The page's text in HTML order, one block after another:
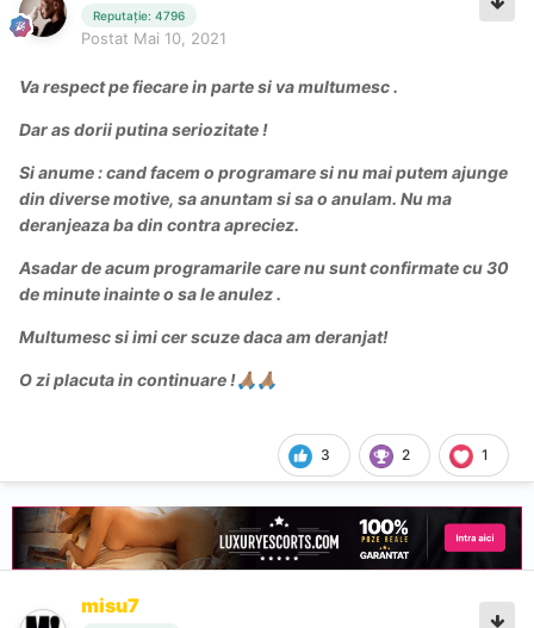
Reputație: 4796
Postat Mai 10, 2021
Va respect pe fiecare in parte si va multumesc .
Dar as dorii putina seriozitate !
Si anume : cand facem o programare si nu mai putem ajunge
din diverse motive, sa anuntam si sa o anulam. Nu ma
deranjeaza ba din contra apreciez.
Asadar de acum programarile care nu sunt confirmate cu 30
de minute inainte o sa le anulez .
Multumesc si imi cer scuze daca am deranjat!
O zi placuta in continuare !🙏🏽🙏🏽
3 2 1
misu7